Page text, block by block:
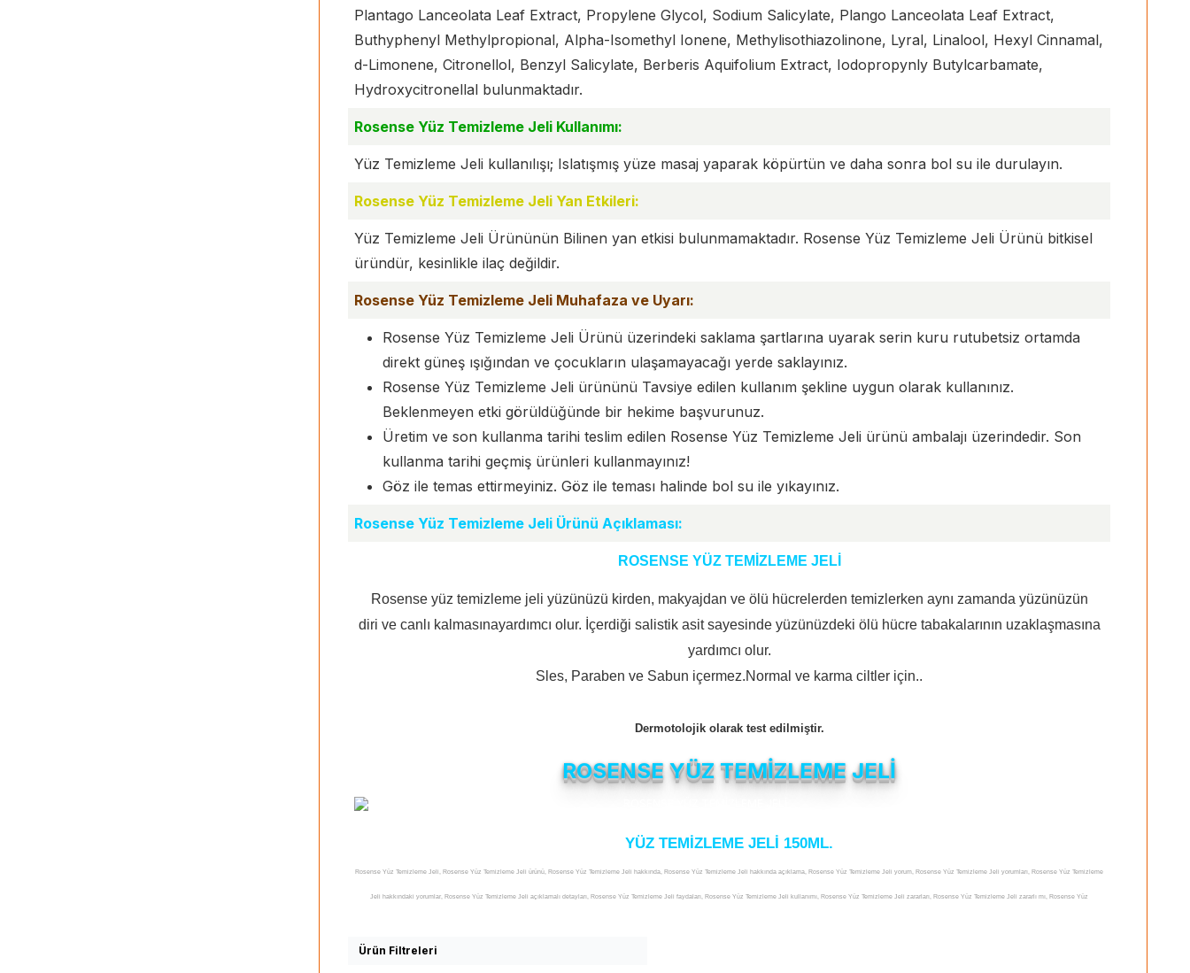
Plantago Lanceolata Leaf Extract, Propylene Glycol, Sodium Salicylate, Plango Lanceolata Leaf Extract,
Buthyphenyl Methylpropional, Alpha-Isomethyl Ionene, Methylisothiazolinone, Lyral, Linalool, Hexyl Cinnamal,
d-Limonene, Citronellol, Benzyl Salicylate, Berberis Aquifolium Extract, Iodopropynly Butylcarbamate,
Hydroxycitronellal bulunmaktadır.
Rosense Yüz Temizleme Jeli Kullanımı:
Yüz Temizleme Jeli kullanılışı; Islatışmış yüze masaj yaparak köpürtün ve daha sonra bol su ile durulayın.
Rosense Yüz Temizleme Jeli Yan Etkileri:
Yüz Temizleme Jeli Ürününün Bilinen yan etkisi bulunmamaktadır. Rosense Yüz Temizleme Jeli Ürünü bitkisel
üründür, kesinlikle ilaç değildir.
Rosense Yüz Temizleme Jeli Muhafaza ve Uyarı:
Rosense Yüz Temizleme Jeli Ürünü üzerindeki saklama şartlarına uyarak serin kuru rutubetsiz ortamda
direkt güneş ışığından ve çocukların ulaşamayacağı yerde saklayınız.
Rosense Yüz Temizleme Jeli ürününü Tavsiye edilen kullanım şekline uygun olarak kullanınız.
Beklenmeyen etki görüldüğünde bir hekime başvurunuz.
Üretim ve son kullanma tarihi teslim edilen Rosense Yüz Temizleme Jeli ürünü ambalajı üzerindedir. Son
kullanma tarihi geçmiş ürünleri kullanmayınız!
Göz ile temas ettirmeyiniz. Göz ile teması halinde bol su ile yıkayınız.
Rosense Yüz Temizleme Jeli Ürünü Açıklaması:
ROSENSE YÜZ TEMİZLEME JELİ
Rosense yüz temizleme jeli yüzünüzü kirden, makyajdan ve ölü hücrelerden temizlerken aynı zamanda yüzünüzün
diri ve canlı kalmasınayardımcı olur. İçerdiği salistik asit sayesinde yüzünüzdeki ölü hücre tabakalarının uzaklaşmasına
yardımcı olur.
Sles, Paraben ve Sabun içermez.Normal ve karma ciltler için..
Dermotolojik olarak test edilmiştir.
ROSENSE YÜZ TEMİZLEME JELİ
YÜZ TEMİZLEME JELİ 150ML.
Rosense Yüz Temizleme Jeli, Rosense Yüz Temizleme Jeli ürünü, Rosense Yüz Temizleme Jeli hakkında, Rosense Yüz Temizleme Jeli hakkında açıklama, Rosense Yüz Temizleme Jeli yorum, Rosense Yüz Temizleme Jeli yorumları, Rosense Yüz Temizleme
Jeli hakkındaki yorumlar, Rosense Yüz Temizleme Jeli açıklamalı detayları, Rosense Yüz Temizleme Jeli faydaları, Rosense Yüz Temizleme Jeli kullanımı, Rosense Yüz Temizleme Jeli zararları, Rosense Yüz Temizleme Jeli zararlı mı, Rosense Yüz
yerler, Rosense Yüz Temizleme Jeli satan yerler, Rosense Yüz Temizleme Jeli nerede satılır, Rosense Yüz Temizleme Jeli nereden alınır, Rosense Yüz Temizleme Jeli nerelerde satılıyor, Rosense Yüz Temizleme Jeli nerden alabilirim, Rosense Yüz Temizleme
Ürün Filtreleri